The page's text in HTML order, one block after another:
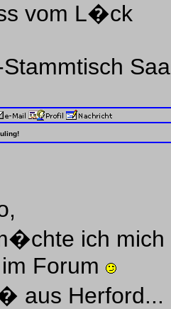
vom L�ck
ich
Forum
aus Herford...